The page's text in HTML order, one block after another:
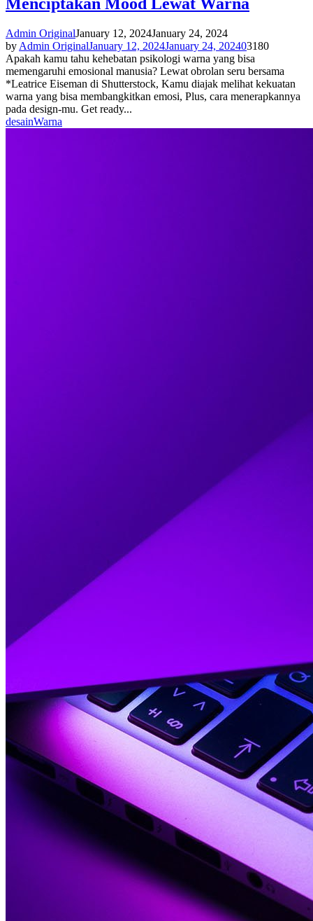
Menciptakan Mood Lewat Warna
Admin OriginalJanuary 12, 2024January 24, 2024
by Admin OriginalJanuary 12, 2024January 24, 202403180
Apakah kamu tahu kehebatan psikologi warna yang bisa
memengaruhi emosional manusia? Lewat obrolan seru bersama
*Leatrice Eiseman di Shutterstock, Kamu diajak melihat kekuatan
warna yang bisa membangkitkan emosi, Plus, cara menerapkannya
pada design-mu. Get ready...
desainWarna